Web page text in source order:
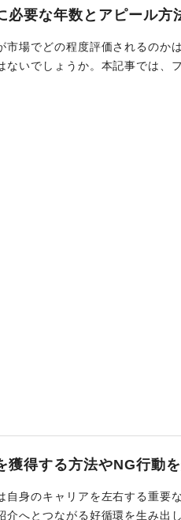
必要な年数とアピール方
場でどの程度評価されるのか
いでしょうか。本記事では、
必要な実務経験の目安や自身
獲得する方法やNG行動
身のキャリアを左右する重要
へとつながる好循環を生み出